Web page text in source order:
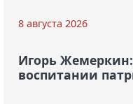
8 августа 2026
Игорь
воспитании